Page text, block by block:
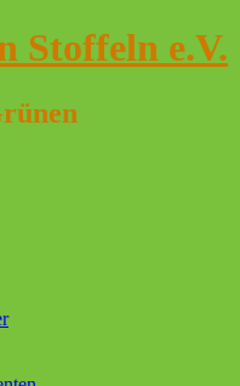
Stoffeln e.V.